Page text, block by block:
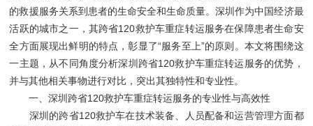
的救援服务关系到患者的生命安全和生命质量。深圳作为中国经济最
活跃的城市之一，其跨省120救护车重症转运服务在保障患者生命安
全方面展现出鲜明的特点，彰显了“服务至上”的原则。本文将围绕这
一主题，从不同角度分析深圳跨省120救护车重症转运服务的优势，
并与其他相关事物进行对比，突出其独特性和专业性。
一、深圳跨省120救护车重症转运服务的专业性与高效性
深圳的跨省120救护车在技术装备、人员配备和运营管理方面都